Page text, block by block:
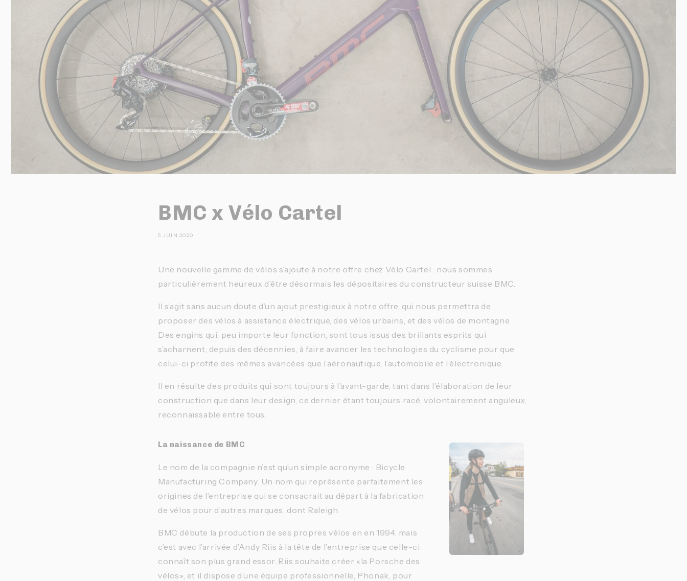
BMC x Vélo Cartel
5 JUIN 2020
Une nouvelle gamme de vélos s’ajoute à notre offre chez Vélo Cartel : nous sommes
particulièrement heureux d’être désormais les dépositaires du constructeur suisse BMC.
Il s’agit sans aucun doute d’un ajout prestigieux à notre offre, qui nous permettra de
proposer des vélos à assistance électrique, des vélos urbains, et des vélos de montagne.
Des engins qui, peu importe leur fonction, sont tous issus des brillants esprits qui
s’acharnent, depuis des décennies, à faire avancer les technologies du cyclisme pour que
celui-ci profite des mêmes avancées que l’aéronautique, l’automobile et l’électronique.
Il en résulte des produits qui sont toujours à l’avant-garde, tant dans l’élaboration de leur
construction que dans leur design, ce dernier étant toujours racé, volontairement anguleux,
reconnaissable entre tous.
La naissance de BMC
Le nom de la compagnie n’est qu’un simple acronyme : Bicycle
Manufacturing Company. Un nom qui représente parfaitement les
origines de l’entreprise qui se consacrait au départ à la fabrication
de vélos pour d’autres marques, dont Raleigh.
BMC débute la production de ses propres vélos en en 1994, mais
c’est avec l’arrivée d’Andy Riis à la tête de l’entreprise que celle-ci
connaît son plus grand essor. Riis souhaite créer «la Porsche des
vélos», et il dispose d’une équipe professionnelle, Phonak, pour